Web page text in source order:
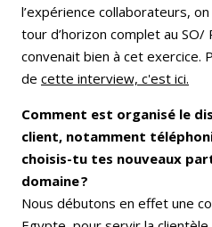
l’expérience collaborateurs,
tour d’horizon complet au SO/
convenait bien à cet exercice.
de cette interview, c'est ici.
Comment est organisé le
client, notamment
choisis-tu tes nouveaux
domaine ?
Nous débutons en effet une